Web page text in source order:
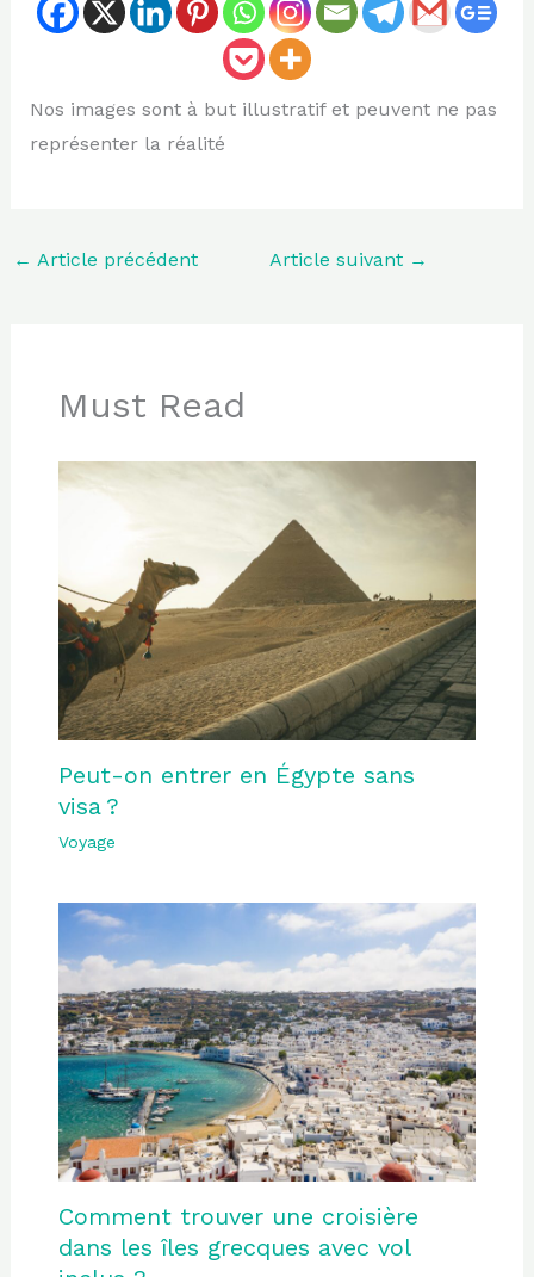
Nos images sont à but illustratif et peuvent ne pas
représenter la réalité
← Article précédent Article suivant →
Must Read
Peut-on entrer en Égypte sans
visa ?
Voyage
Comment trouver une croisière
dans les îles grecques avec vol